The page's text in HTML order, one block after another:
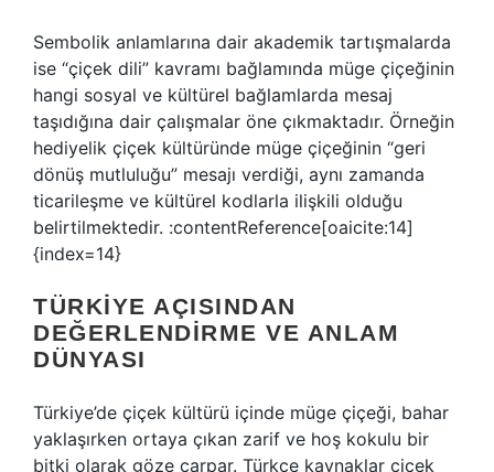
Sembolik anlamlarına dair akademik tartışmalarda
ise “çiçek dili” kavramı bağlamında müge çiçeğinin
hangi sosyal ve kültürel bağlamlarda mesaj
taşıdığına dair çalışmalar öne çıkmaktadır. Örneğin
hediyelik çiçek kültüründe müge çiçeğinin “geri
dönüş mutluluğu” mesajı verdiği, aynı zamanda
ticarileşme ve kültürel kodlarla ilişkili olduğu
belirtilmektedir. :contentReference[oaicite:14]
{index=14}
TÜRKIYE AÇISINDAN
DEĞERLENDIRME VE ANLAM
DÜNYASI
Türkiye’de çiçek kültürü içinde müge çiçeği, bahar
yaklaşırken ortaya çıkan zarif ve hoş kokulu bir
bitki olarak göze çarpar. Türkçe kaynaklar çiçek